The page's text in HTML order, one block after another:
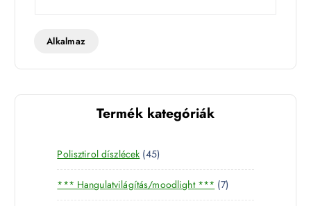
t
Alkalmaz
Termék kategóriák
Polisztirol díszlécek 454
5
t
e
*** Hangulatvilágítás/moodlight *** 77
t